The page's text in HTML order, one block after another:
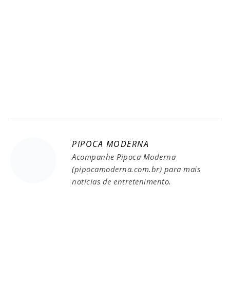
PIPOCA MODERNA
Acompanhe Pipoca Moderna
(pipocamoderna.com.br) para mais
notícias de entretenimento.